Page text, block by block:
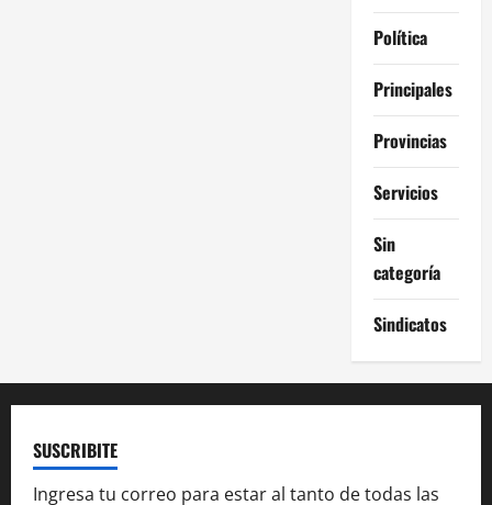
Política
Principales
Provincias
Servicios
Sin
categoría
Sindicatos
SUSCRIBITE
Ingresa tu correo para estar al tanto de todas las